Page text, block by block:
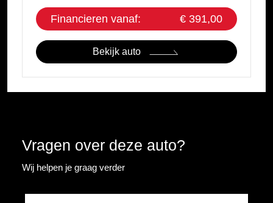
Financieren vanaf: € 391,00
Bekijk auto
Vragen over deze auto?
Wij helpen je graag verder